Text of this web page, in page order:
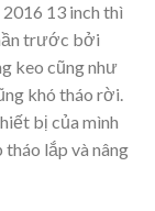
13 inch thì
trước bởi
keo cũng như
khó tháo rời.
bị của mình
lắp và nâng